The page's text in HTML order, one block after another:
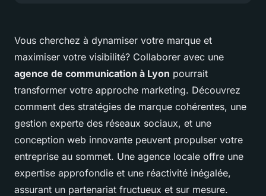
Vous cherchez à dynamiser votre marque et
maximiser votre visibilité? Collaborer avec une
agence de communication à Lyon pourrait
transformer votre approche marketing. Découvrez
comment des stratégies de marque cohérentes, une
gestion experte des réseaux sociaux, et une
conception web innovante peuvent propulser votre
entreprise au sommet. Une agence locale offre une
expertise approfondie et une réactivité inégalée,
assurant un partenariat fructueux et sur mesure.